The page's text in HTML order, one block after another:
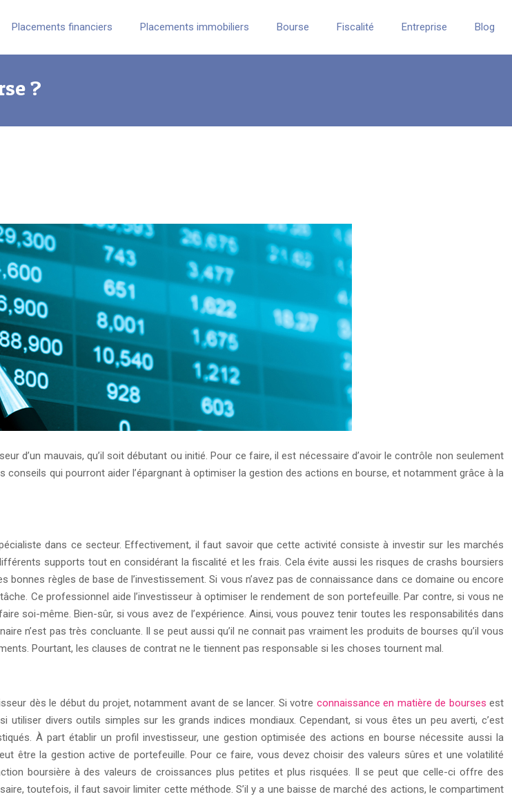
Placements financiers Placements immobiliers Bourse Fiscalité Entreprise Blog
?
d’un mauvais, qu’il soit débutant ou initié. Pour ce faire, il est nécessaire d’avoir le contrôle non seulement
qui pourront aider l’épargnant à optimiser la gestion des actions en bourse, et notamment grâce à la
dans ce secteur. Effectivement, il faut savoir que cette activité consiste à investir sur les marchés
supports tout en considérant la fiscalité et les frais. Cela évite aussi les risques de crashs boursiers
bonnes règles de base de l’investissement. Si vous n’avez pas de connaissance dans ce domaine ou encore
Ce professionnel aide l’investisseur à optimiser le rendement de son portefeuille. Par contre, si vous ne
soi-même. Bien-sûr, si vous avez de l’expérience. Ainsi, vous pouvez tenir toutes les responsabilités dans
n’est pas très concluante. Il se peut aussi qu’il ne connait pas vraiment les produits de bourses qu’il vous
Pourtant, les clauses de contrat ne le tiennent pas responsable si les choses tournent mal.
dès le début du projet, notamment avant de se lancer. Si votre connaissance en matière de bourses est
divers outils simples sur les grands indices mondiaux. Cependant, si vous êtes un peu averti, c’est
À part établir un profil investisseur, une gestion optimisée des actions en bourse nécessite aussi la
être la gestion active de portefeuille. Pour ce faire, vous devez choisir des valeurs sûres et une volatilité
boursière à des valeurs de croissances plus petites et plus risquées. Il se peut que celle-ci offre des
toutefois, il faut savoir limiter cette méthode. S’il y a une baisse de marché des actions, le compartiment